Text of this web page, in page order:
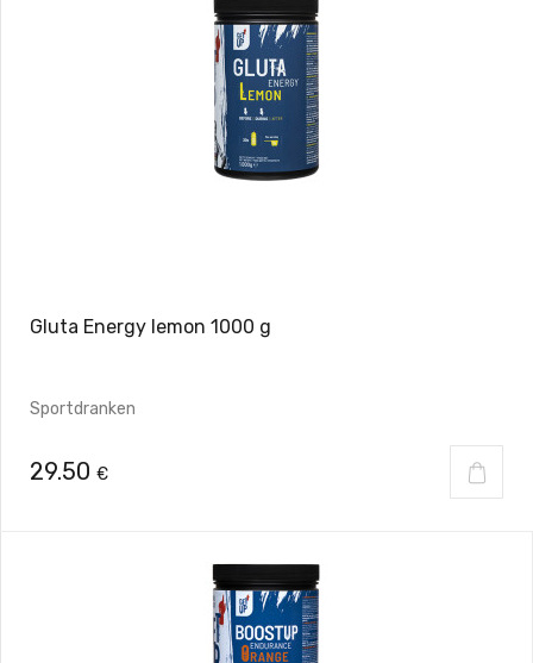
Gluta Energy lemon 1000 g
Sportdranken
29.50 €